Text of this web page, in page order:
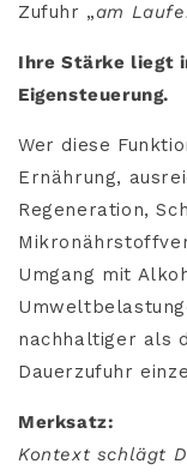
Zufuhr „am
Ihre Stärke liegt
Eigensteuerung.
Wer diese
Ernährung,
Regeneration,
Umgang mit
nachhaltiger als
Dauerzufuhr
Merksatz:
Kontext schlägt